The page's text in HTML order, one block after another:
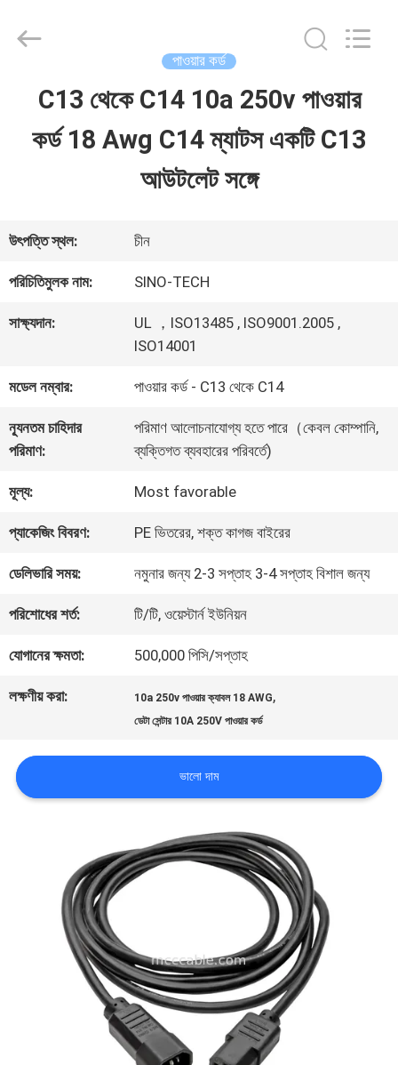
ভিডিও
আমাদের
সম্বন্ধে
কারখানা
পরিদর্শন
গুণমান
নিয়ন্ত্রণ
আমাদের
সাথে
যোগাযোগ
খবর
Media
Reserved.
পাওয়ার কর্ড
C13 থেকে C14 10a 250v পাওয়ার
কর্ড 18 Awg C14 ম্যাটস একটি C13
আউটলেট সঙ্গে
উৎপত্তি স্থল: চীন
পরিচিতিমুলক নাম: SINO-TECH
সাক্ষ্যদান:
UL ，ISO13485 , ISO9001.2005 ,
ISO14001
মডেল নম্বার: পাওয়ার কর্ড - C13 থেকে C14
ন্যূনতম চাহিদার
পরিমাণ:
পরিমাণ আলোচনাযোগ্য হতে পারে（কেবল কোম্পানি,
ব্যক্তিগত ব্যবহারের পরিবর্তে)
মূল্য: Most favorable
প্যাকেজিং বিবরণ: PE ভিতরের, শক্ত কাগজ বাইরের
ডেলিভারি সময়: নমুনার জন্য 2-3 সপ্তাহ 3-4 সপ্তাহ বিশাল জন্য
পরিশোধের শর্ত: টি/টি, ওয়েস্টার্ন ইউনিয়ন
যোগানের ক্ষমতা: 500,000 পিসি/সপ্তাহ
লক্ষণীয় করা: 10a 250v পাওয়ার ক্যাবল 18 AWG,
ডেটা সেন্টার 10A 250V পাওয়ার কর্ড
ভালো দাম